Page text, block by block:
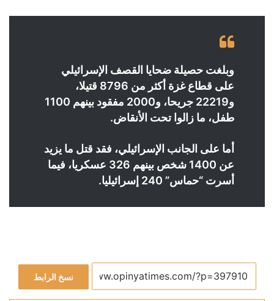
وبلغت حصيلة ضحايا القصف الإسرائيلي
على قطاع غزة أكثر من 8796 قتيلا،
و22219 جريحا، و2000 مفقود بينهم 1100
طفل، ما زالوا تحت الأنقاض.
أما على الجانب الإسرائيلي، فقد قتل ما يزيد
عن 1400 شخص بينهم 326 عسكريا، فيما
أسرت “حماس” 240 إسرائيليا.
نسخ الرابط